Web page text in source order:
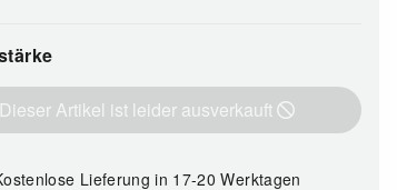
Dieser Artikel ist leider ausverkauft
Lieferungin 17-20 Werktagen